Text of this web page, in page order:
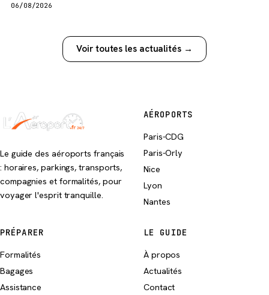
06/08/2026
Voir toutes les actualités →
Le guide des aéroports français
: horaires, parkings, transports,
compagnies et formalités, pour
voyager l'esprit tranquille.
AÉROPORTS
Paris-CDG
Paris-Orly
Nice
Lyon
Nantes
PRÉPARER
Formalités
Bagages
Assistance
LE GUIDE
À propos
Actualités
Contact